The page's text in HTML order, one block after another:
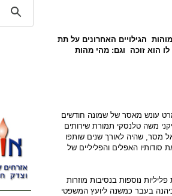
הגילויים האחרונים על תת
הוא זוכה וגם: מהי מהות
עונש מאסר של שמונה חודשים
משה טלנסקי תמורת שירותים
מסר, שהיה לאורך שנים שותפו
האפלים והפליליים של
נוספות בנסיבות מוזרות
בעבר כמשנה ליועץ המשפטי